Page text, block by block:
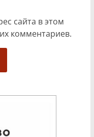
сайта в этом
комментариев.